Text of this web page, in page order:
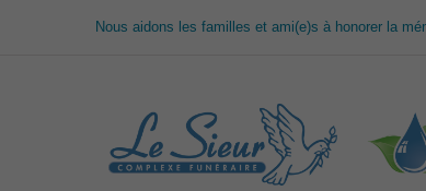
Nous aidons les familles et ami(e)s à honorer la